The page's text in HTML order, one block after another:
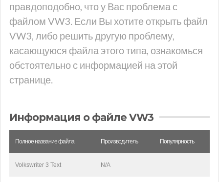
правдоподобно, что у Вас проблема с
файлом VW3. Если Вы хотите открыть файл
VW3, либо решить другую проблему,
касающуюся файла этого типа, ознакомься
обстоятельно с информацией на этой
странице.
Информация о файле VW3
Полное название файла Производитель Популярность
Volkswriter 3 Text N/A